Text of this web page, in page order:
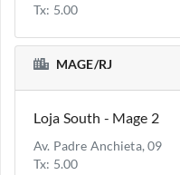
Tx: 5.00
MAGE/RJ
Loja South - Mage 2
Av. Padre Anchieta, 09
Tx: 5.00